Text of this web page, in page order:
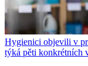
Hygienici objevili v
týká pěti konkrétních